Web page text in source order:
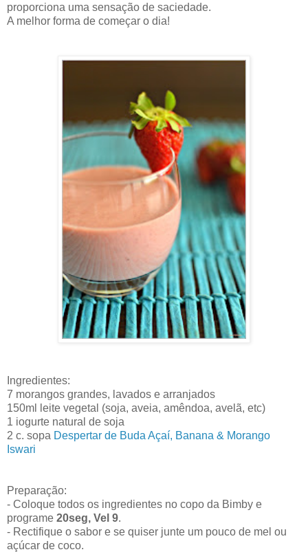
proporciona uma sensação de saciedade.
A melhor forma de começar o dia!
Ingredientes:
7 morangos grandes, lavados e arranjados
150ml leite vegetal (soja, aveia, amêndoa, avelã, etc)
1 iogurte natural de soja
2 c. sopa Despertar de Buda Açaí, Banana & Morango
Iswari
Preparação:
- Coloque todos os ingredientes no copo da Bimby e
programe 20seg, Vel 9.
- Rectifique o sabor e se quiser junte um pouco de mel ou
açúcar de coco.